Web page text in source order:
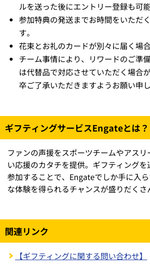
ルを送った後にエントリー登録も可能
参加特典の発送までお時間をいただ
す。
花束とお礼のカードが別々に届く場
チーム事情により、リワードのご準
は代替品で対応させていただく場合
卒ご了承いただきますようお願い申
ギフティングサービスEngateとは？
ファンの声援をスポーツチームやアス
い応援のカタチを提供。ギフティング
参加することで、Engateでしか手に入
な体験を得られるチャンスが盛りだくさ
関連リンク
【ギフティングに関する問い合わせ】